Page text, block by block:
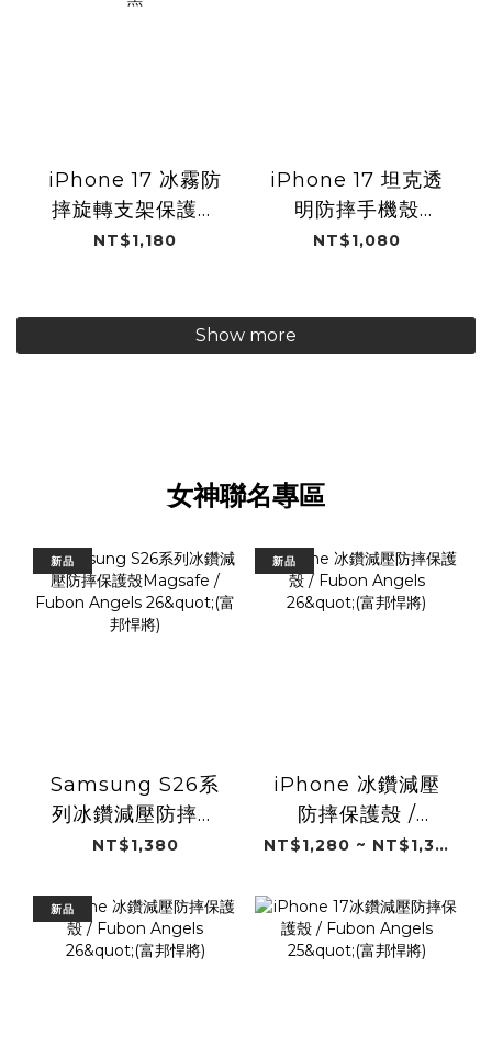
iPhone 17 冰霧防
摔旋轉支架保護殼
MagSafe / 迷霧黑
NT$1,180
iPhone 17 坦克透
明防摔手機殼
MagSafe / 時尚黑
NT$1,080
Show more
女神聯名專區
新品
Samsung S26系
列冰鑽減壓防摔保
護殼Magsafe /
26"(富邦悍將)
NT$1,380
新品
iPhone 冰鑽減壓
防摔保護殼 /
Fubon Angels NT$1,280 ~ NT$1,380
新品